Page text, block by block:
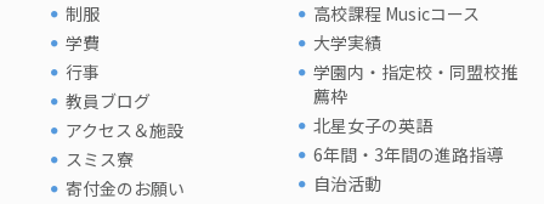
制服
学費
行事
教員ブログ
アクセス＆施設
スミス寮
寄付金のお願い
高校課程 Musicコース
大学実績
学園内・指定校・同盟校推
薦枠
北星女子の英語
6年間・3年間の進路指導
自治活動